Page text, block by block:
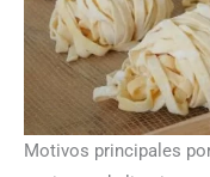
Motivos principales